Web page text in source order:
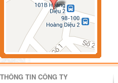
THÔNG TIN CÔNG TY